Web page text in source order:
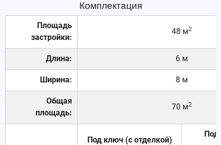
Комплектация
Площадь
застройки:
48 м2
Длина: 6 м
Ширина: 8 м
Общая
площадь:
70 м2
Под ключ (с отделкой)
Под